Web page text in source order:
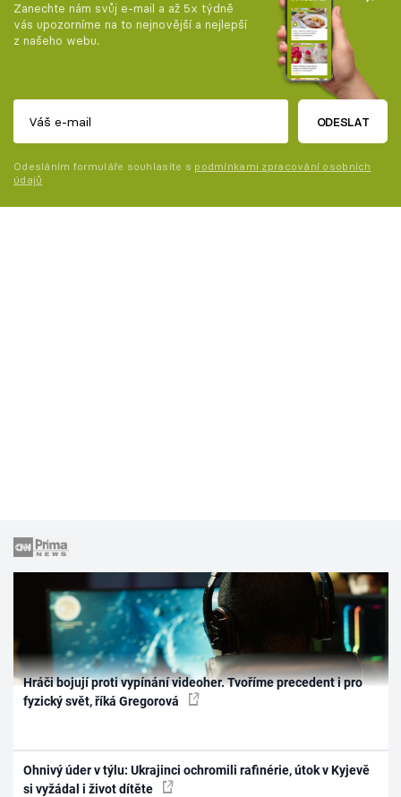
Zanechte nám svůj e-mail a až 5x týdně
vás upozorníme na to nejnovější a nejlepší
z našeho webu.
ODESLAT
Odesláním formuláře souhlasíte s podmínkami zpracování osobních
údajů
Hráči bojují proti vypínání videoher. Tvoříme precedent i pro
fyzický svět, říká Gregorová
Ohnivý úder v týlu: Ukrajinci ochromili rafinérie, útok v Kyjevě
si vyžádal i život dítěte